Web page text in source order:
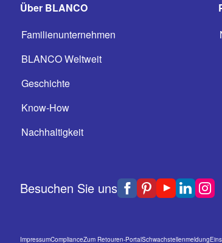
Über BLANCO
Familienunternehmen
BLANCO Weltweit
Geschichte
Know-How
Nachhaltigkeit
Besuchen Sie uns
ImpressumComplianceZum Retouren-PortalSchwachstellenmeldung